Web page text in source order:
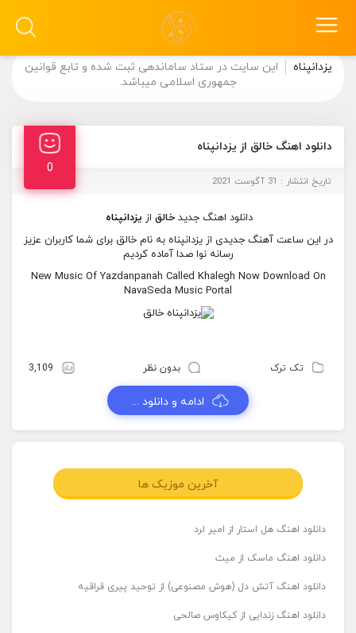
یزدانپناه
این سایت در ستاد ساماندهی ثبت شده و تابع قوانین
جمهوری اسلامی میباشد.
دانلود اهنگ خالق از یزدانپناه
0
تاریخ انتشار : 31 آگوست 2021
دانلود اهنگ جدیدخالق از یزدانپناه
در این ساعت آهنگ جدیدی از یزدانپناه به نام خالق برای شما کاربران عزیز
رسانه نوا صدا آماده کردیم
New Music Of Yazdanpanah Called Khalegh Now Download On
NavaSeda Music Portal
تک ترک بدون نظر 3,109
ادامه و دانلود ...
آخرین موزیک ها
دانلود اهنگ هل استار از امیر لرد
دانلود اهنگ ماسک از میث
دانلود اهنگ آتش دل (هوش مصنوعی) از توحید پیری قراقیه
دانلود اهنگ زندایی از کیکاوس صالحی